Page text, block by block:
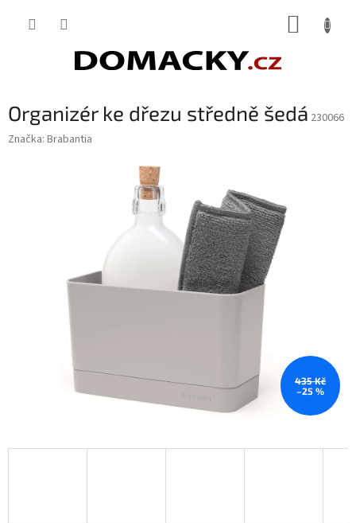
Organizér ke dřezu středně šedá 230066
Značka: Brabantia
435 Kč
–25 %